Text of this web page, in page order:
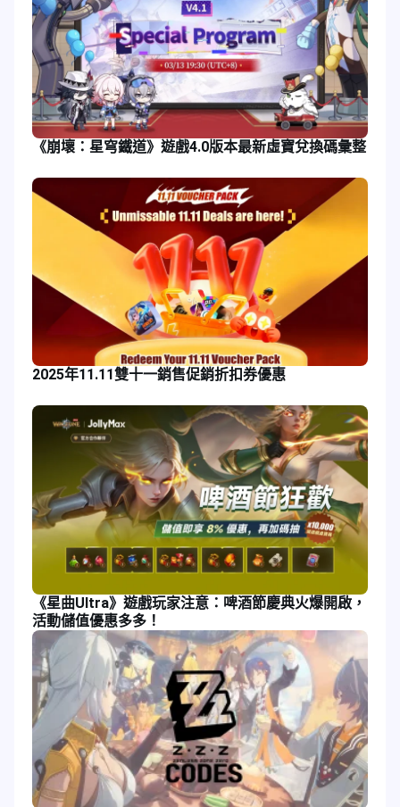
《崩壞：星穹鐵道》遊戲4.0版本最新虛寶兌換碼彙整
2025年11.11雙十一銷售促銷折扣券優惠
《星曲Ultra》遊戲玩家注意：啤酒節慶典火爆開啟，
活動儲值優惠多多！